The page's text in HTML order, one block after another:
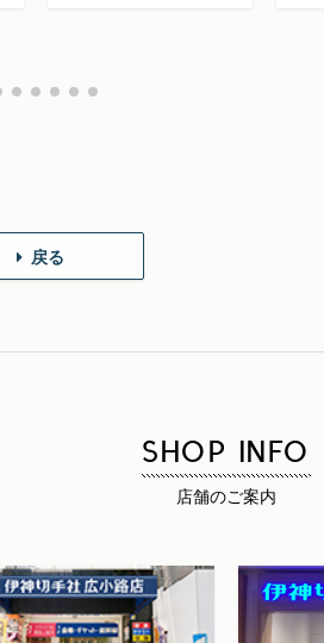
戻る
SHOP INFO
店舗のご案内